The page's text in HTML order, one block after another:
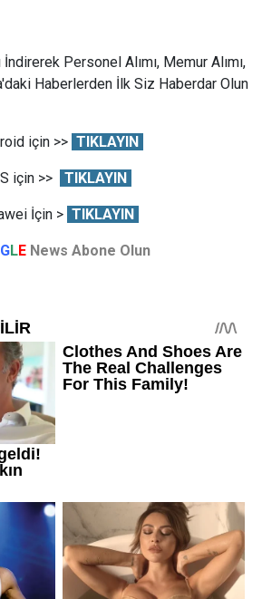
Personel Alımı, Memur Alımı,
Haberlerden İlk Siz Haberdar Olun
için >> TIKLAYIN
için >> TIKLAYIN
İçin > TIKLAYIN
GLE News Abone Olun